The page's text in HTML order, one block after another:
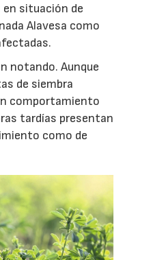
en situación de
Alavesa como
notando. Aunque
de siembra
comportamiento
tardías presentan
como de